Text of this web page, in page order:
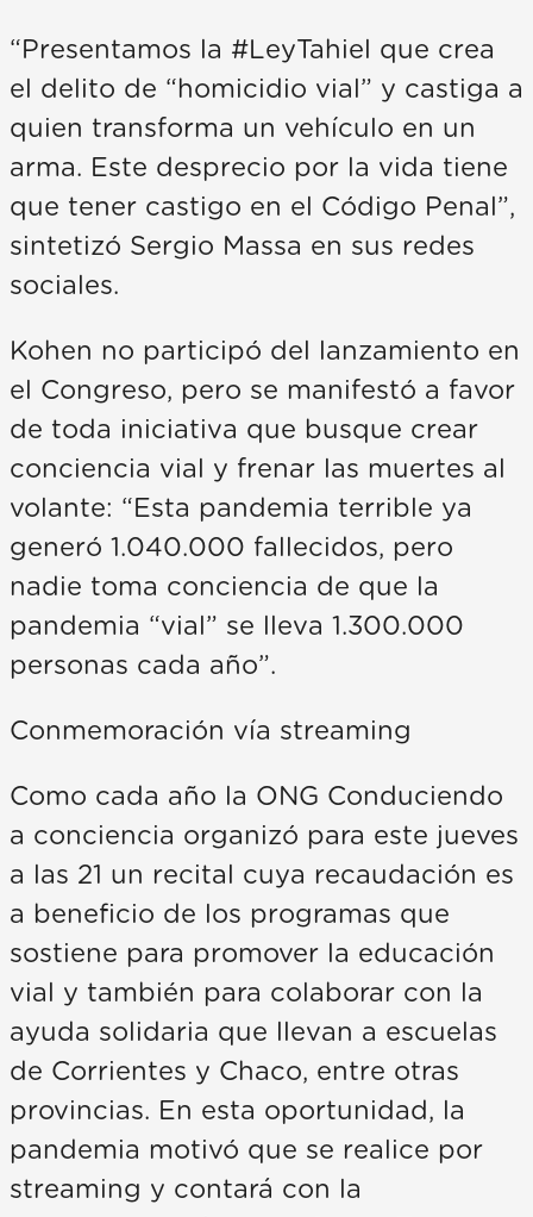
“Presentamos la #LeyTahiel que crea
el delito de “homicidio vial” y castiga a
quien transforma un vehículo en un
arma. Este desprecio por la vida tiene
que tener castigo en el Código Penal”,
sintetizó Sergio Massa en sus redes
sociales.
Kohen no participó del lanzamiento en
el Congreso, pero se manifestó a favor
de toda iniciativa que busque crear
conciencia vial y frenar las muertes al
volante: “Esta pandemia terrible ya
generó 1.040.000 fallecidos, pero
nadie toma conciencia de que la
pandemia “vial” se lleva 1.300.000
personas cada año”.
Conmemoración vía streaming
Como cada año la ONG Conduciendo
a conciencia organizó para este jueves
a las 21 un recital cuya recaudación es
a beneficio de los programas que
sostiene para promover la educación
vial y también para colaborar con la
ayuda solidaria que llevan a escuelas
de Corrientes y Chaco, entre otras
provincias. En esta oportunidad, la
pandemia motivó que se realice por
streaming y contará con la